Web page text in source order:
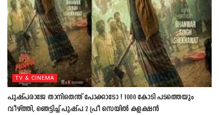
TV & CINEMA
പുഷ്പരാജേ താനിതെന്ത് പോക്കാടോ ! 1000 കോടി പടത്തെയും
വീഴ്ത്തി, ഞെട്ടിച്ച് പുഷ്പ 2 പ്രീ സെയിൽ കളക്ഷൻ